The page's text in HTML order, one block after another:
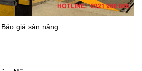
Báo giá sàn nâng